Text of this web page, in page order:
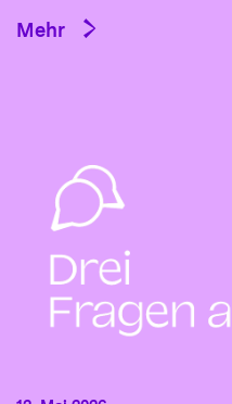
Mehr